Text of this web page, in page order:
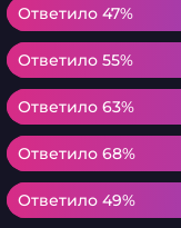
Ответило 47%
Ответило 47%
Ответило 55%
Ответило 55%
Ответило 63%
Ответило 63%
Ответило 68%
Ответило 68%
Ответило 49%
Ответило 49%